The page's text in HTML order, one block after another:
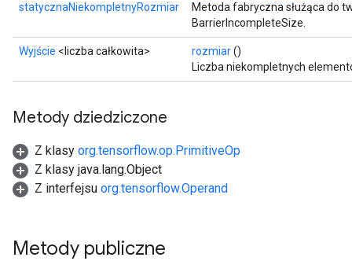
statycznaNiekompletnyRozmiar
Metoda fabryczna służąca do
BarrierIncompleteSize.
Wyjście <liczba całkowita> rozmiar()
Liczba niekompletnych
Metody dziedziczone
Z klasy org.tensorflow.op.PrimitiveOp
Z klasy java.lang.Object
Z interfejsu org.tensorflow.Operand
Metody publiczne